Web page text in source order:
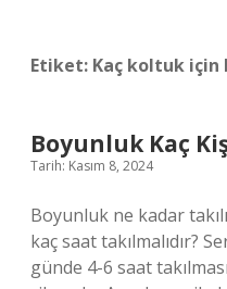
Etiket: Kaç koltuk için
Boyunluk Kaç
Tarih: Kasım 8, 2024
Boyunluk ne kadar
kaç saat takılmalıdır?
günde 4-6 saat